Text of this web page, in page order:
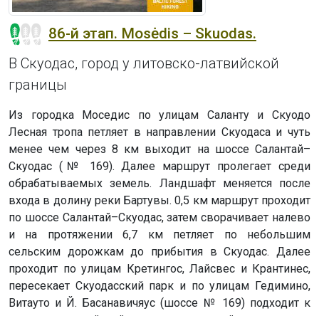
86-й этап. Mosėdis – Skuodas.
В Скуодас, город у литовско-латвийской
границы
Из городка Моседис по улицам Саланту и Скуодо
Лесная тропа петляет в направлении Скуодаса и чуть
менее чем через 8 км выходит на шоссе Салантай–
Скуодас (№ 169). Далее маршрут пролегает среди
обрабатываемых земель. Ландшафт меняется после
входа в долину реки Бартувы. 0,5 км маршрут проходит
по шоссе Салантай–Скуодас, затем сворачивает налево
и на протяжении 6,7 км петляет по небольшим
сельским дорожкам до прибытия в Скуодас. Далее
проходит по улицам Кретингос, Лайсвес и Крантинес,
пересекает Скуодасский парк и по улицам Гедимино,
Витауто и Й. Басанавичяус (шоссе № 169) подходит к